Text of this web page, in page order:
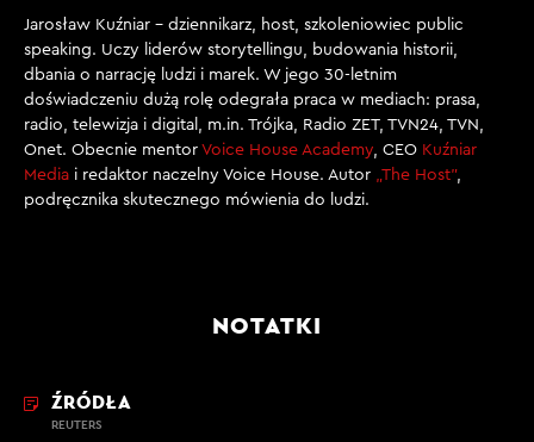
Jarosław Kuźniar – dziennikarz, host, szkoleniowiec public
speaking. Uczy liderów storytellingu, budowania historii,
dbania o narrację ludzi i marek. W jego 30-letnim
doświadczeniu dużą rolę odegrała praca w mediach: prasa,
radio, telewizja i digital, m.in. Trójka, Radio ZET, TVN24, TVN,
Onet. Obecnie mentor Voice House Academy, CEO Kuźniar
Media i redaktor naczelny Voice House. Autor „The Host”,
podręcznika skutecznego mówienia do ludzi.
NOTATKI
ŹRÓDŁA
REUTERS